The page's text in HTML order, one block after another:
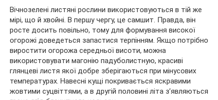
Вічнозелені листяні рослини використовуються в тій же
мірі, що й хвойні. В першу чергу, це самшит. Правда, він
росте досить повільно, тому для формування високої
огорожі доведеться запастися терпінням. Якщо потрібно
виростити огорожа середньої висоти, можна
використовувати магонію падуболистную, красиві
глянцеві листя якої добре зберігаються при мінусових
температурах. Навесні кущі покривається яскравими
жовтими суцвіттями, а в другій половині літа з’являються